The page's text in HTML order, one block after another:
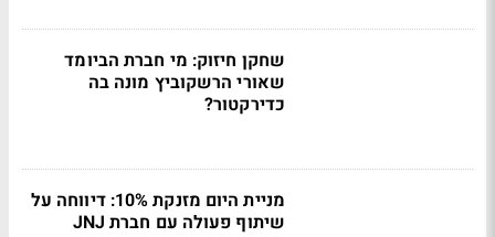
שחקן חיזוק: מי חברת הביומד
שאורי הרשקוביץ מונה בה
כדירקטור?
מניית היום מזנקת 10%: דיווחה על
שיתוף פעולה עם חברת JNJ